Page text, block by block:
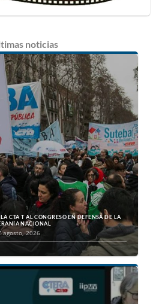
noticias
CTA T AL CONGRESO EN DEFENSA DE LA
NACIONAL
agosto, 2026